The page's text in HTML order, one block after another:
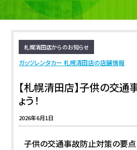
札幌清田店からのお知らせ
ガッツレンタカー 札幌清田店の店舗情報
【札幌清田店】子供の交通
ょう！
2026年6月1日
子供の交通事故防止対策の要点